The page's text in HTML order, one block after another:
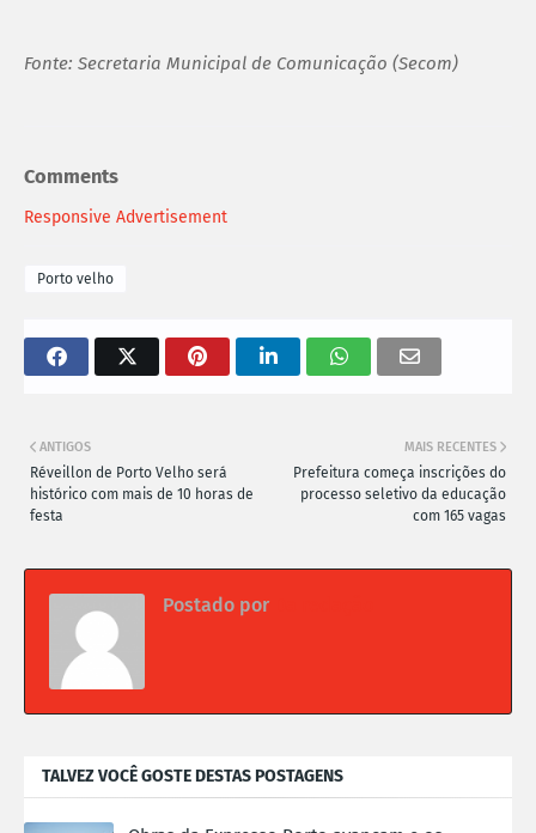
Fonte: Secretaria Municipal de Comunicação (Secom)
Comments
Responsive Advertisement
Porto velho
MAIS RECENTES
Prefeitura começa inscrições do
processo seletivo da educação
com 165 vagas
ANTIGOS
Réveillon de Porto Velho será
histórico com mais de 10 horas de
festa
Postado por
TALVEZ VOCÊ GOSTE DESTAS POSTAGENS